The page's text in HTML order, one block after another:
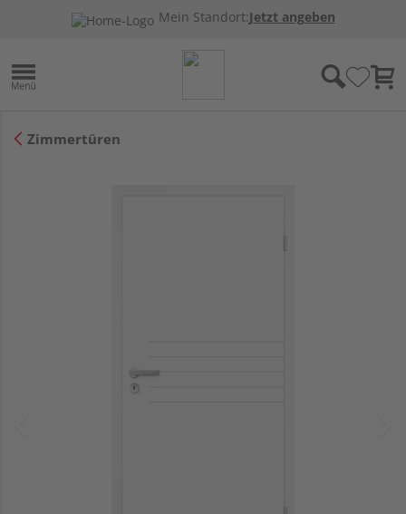
Mein Standort:Jetzt angeben
Zimmertüren